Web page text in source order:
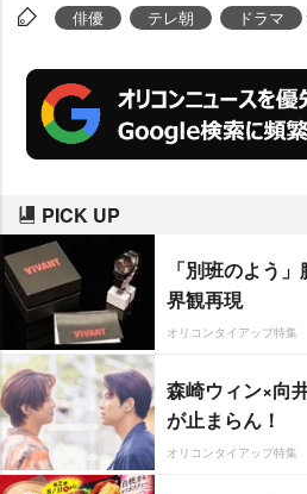
俳優 テレ朝 ドラマ
PICK UP
「別班のよう
界観再現
オリコンタイアップ特集
森崎ウィン×向
が止まらん！
オリコンタイアップ特集